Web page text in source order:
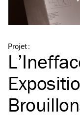
Projet: